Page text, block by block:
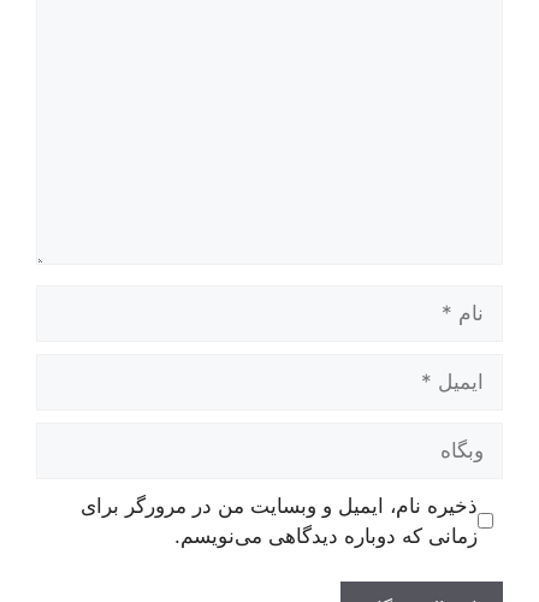
وبگاه
ذخیره نام، ایمیل و وبسایت من در مرورگر برای
زمانی که دوباره دیدگاهی می‌نویسم.